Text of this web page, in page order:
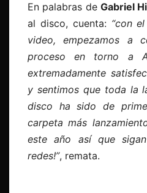
En palabras de Gabriel
al disco, cuenta: “con
video, empezamos a
proceso en torno a
extremadamente
y sentimos que toda la
disco ha sido de
carpeta más
este año así que
redes!”, remata.